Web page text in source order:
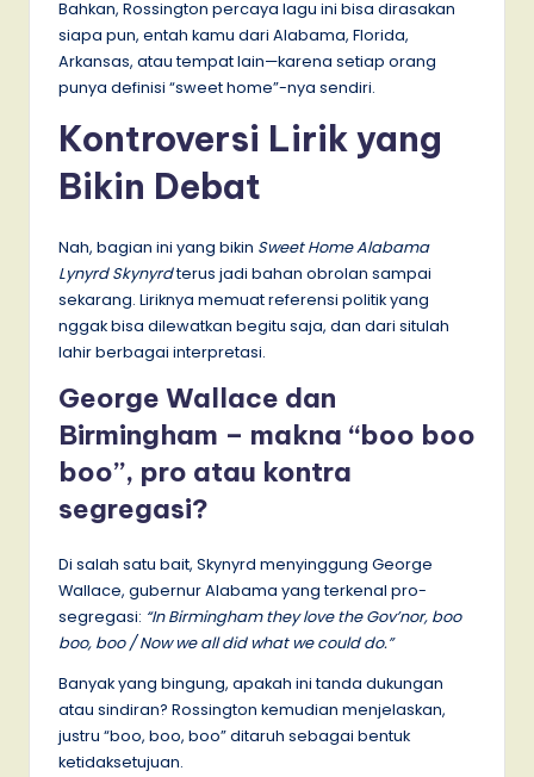
Bahkan, Rossington percaya lagu ini bisa dirasakan
siapa pun, entah kamu dari Alabama, Florida,
Arkansas, atau tempat lain—karena setiap orang
punya definisi “sweet home”-nya sendiri.
Kontroversi Lirik yang
Bikin Debat
Nah, bagian ini yang bikin Sweet Home Alabama
Lynyrd Skynyrdterus jadi bahan obrolan sampai
sekarang. Liriknya memuat referensi politik yang
nggak bisa dilewatkan begitu saja, dan dari situlah
lahir berbagai interpretasi.
George Wallace dan
Birmingham – makna “boo boo
boo”, pro atau kontra
segregasi?
Di salah satu bait, Skynyrd menyinggung George
Wallace, gubernur Alabama yang terkenal pro-
segregasi: “In Birmingham they love the Gov’nor, boo
boo, boo / Now we all did what we could do.”
Banyak yang bingung, apakah ini tanda dukungan
atau sindiran? Rossington kemudian menjelaskan,
justru “boo, boo, boo” ditaruh sebagai bentuk
ketidaksetujuan.